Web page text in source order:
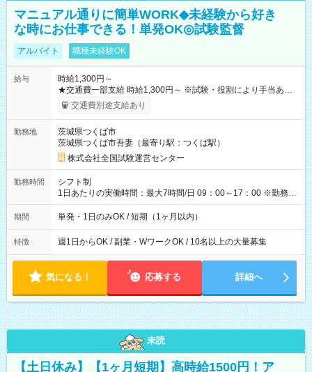
マニュアル通りに簡単WORK◆未経験から好き
な時にお仕事できる！単発OK◎試験監督
アルバイト 職種未経験OK
給与
時給1,300円～
★交通費一部支給 時給1,300円～ ※試験・役割により手当あり
※勤務回数により昇給あり 【即給（前払い）オプションあ
り！】 希望される場合、勤務から1週間ほどで給与の一部を受け
例】 ・河合塾模擬試験 8:30～17:30（休憩1時間） 時給1,300円
×8時間＝日収10,400円＋交通費 ※当日の役割により時給＋100
円の場合あり ・国家試験 7:00～13:30（休憩なし） 時給1,300
円（役割手当＋100円）×6時間＝日収8,400円＋交通費 【試用期
間】試用期間なし
交通費別途支給あり
勤務地
茨城県つくば市
茨城県つくば市吾妻（最寄り駅：つくば駅）
株式会社全国試験運営センター
勤務時間
シフト制
1日あたりの実働時間：最大7時間/日 09：00～17：00 ※勤務時
間は 試験により異なります。
期間 単発・1日のみOK / 短期（1ヶ月以内）
特徴 週1日からOK / 副業・WワークOK / 10名以上の大量募集
気になる！ 応募する 詳細へ
未読
【土日休み】【1ヶ月短期】高時給1500円！ア